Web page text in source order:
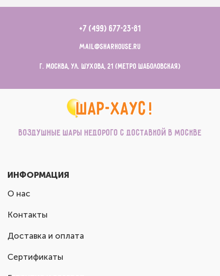
+7 (499) 677-23-81
mail@sharhouse.ru
г. Москва, ул. Шухова, 21 (метро Шаболовская)
Воздушные шары недорого с доставкой в Москве
ИНФОРМАЦИЯ
О нас
Контакты
Доставка и оплата
Сертификаты